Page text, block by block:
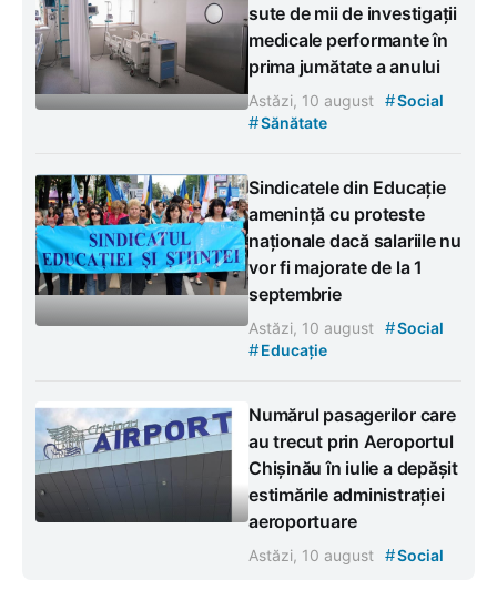
sute de mii de investigații
medicale performante în
prima jumătate a anului
Astăzi, 10 august #Social
#Sănătate
Sindicatele din Educație
amenință cu proteste
naționale dacă salariile nu
vor fi majorate de la 1
septembrie
Astăzi, 10 august #Social
#Educație
Numărul pasagerilor care
au trecut prin Aeroportul
Chișinău în iulie a depășit
estimările administrației
aeroportuare
Astăzi, 10 august #Social